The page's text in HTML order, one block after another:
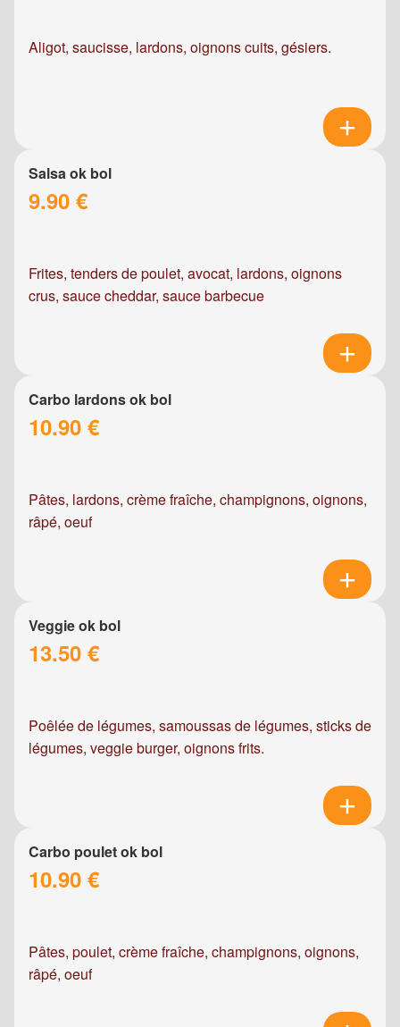
Aligot, saucisse, lardons, oignons cuits, gésiers.
Salsa ok bol
9.90 €
Frites, tenders de poulet, avocat, lardons, oignons
crus, sauce cheddar, sauce barbecue
Carbo lardons ok bol
10.90 €
Pâtes, lardons, crème fraîche, champignons, oignons,
râpé, oeuf
Veggie ok bol
13.50 €
Poêlée de légumes, samoussas de légumes, sticks de
légumes, veggie burger, oignons frits.
Carbo poulet ok bol
10.90 €
Pâtes, poulet, crème fraîche, champignons, oignons,
râpé, oeuf